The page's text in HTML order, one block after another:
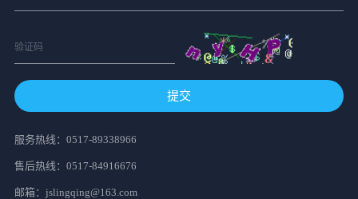
提交
服务热线： 0517-89338966
售后热线： 0517-84916676
邮箱：jslingqing@163.com